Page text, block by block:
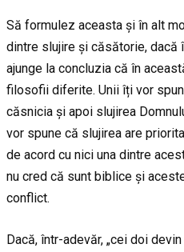
Să formulez aceasta și în alt
dintre slujire și căsătorie, dacă
ajunge la concluzia că în
filosofii diferite. Unii îți vor
căsnicia și apoi slujirea
vor spune că slujirea are
de acord cu nici una dintre
nu cred că sunt biblice și
conflict.
Dacă, într-adevăr, „cei doi